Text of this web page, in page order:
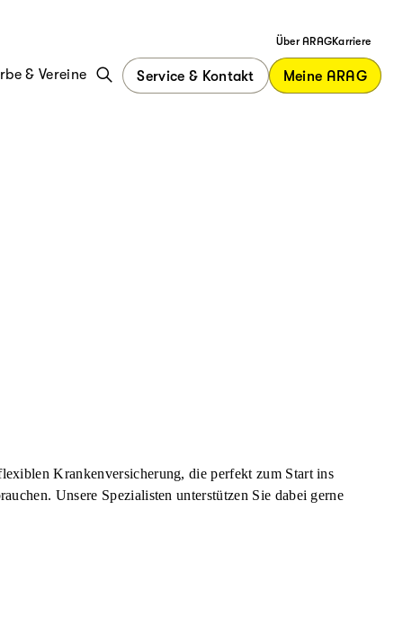
& Vereine Service & Kontakt Meine ARAG
Über ARAGKarriere
Krankenversicherung, die perfekt zum Start ins
Unsere Spezialisten unterstützen Sie dabei gerne